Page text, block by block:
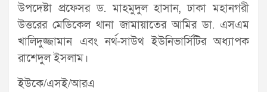
উপদেষ্টা প্রফেসর ড. মাহমুদুল হাসান, ঢাকা মহানগরী
উত্তরের মেডিকেল থানা জামায়াতের আমির ডা. এসএম
খালিদুজ্জামান এবং নর্থ-সাউথ ইউনিভার্সিটির অধ্যাপক
রাশেদুল ইসলাম।
ইউকে/এসই/আরএ